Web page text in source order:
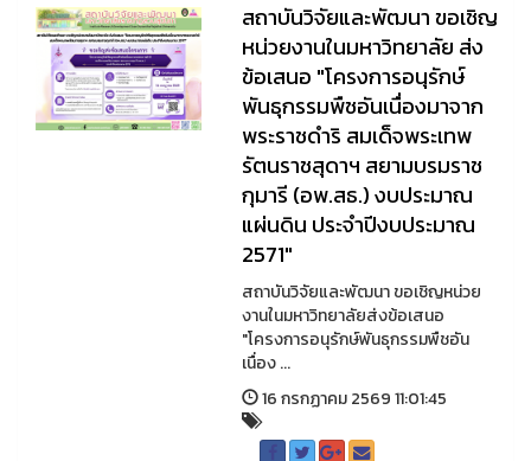
สถาบันวิจัยและพัฒนา ขอเชิญ
หน่วยงานในมหาวิทยาลัย ส่ง
ข้อเสนอ "โครงการอนุรักษ์
พันธุกรรมพืชอันเนื่องมาจาก
พระราชดำริ สมเด็จพระเทพ
รัตนราชสุดาฯ สยามบรมราช
กุมารี (อพ.สธ.) งบประมาณ
แผ่นดิน ประจำปีงบประมาณ
2571"
สถาบันวิจัยและพัฒนา ขอเชิญหน่วย
งานในมหาวิทยาลัยส่งข้อเสนอ
"โครงการอนุรักษ์พันธุกรรมพืชอัน
เนื่อง ...
16 กรกฏาคม 2569 11:01:45